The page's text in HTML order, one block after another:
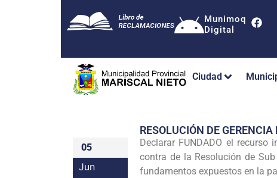
Munimoq
Digital
Ciudad
05
Jun
RESOLUCIÓN DE
Declarar FUNDADO el recurso
contra de la Resolución de
fundamentos expuestos en la